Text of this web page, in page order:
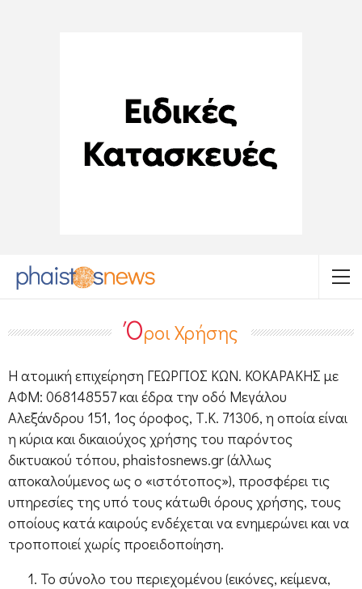
Όροι Χρήσης
Η ατομική επιχείρηση ΓΕΩΡΓΙΟΣ ΚΩΝ. ΚΟΚΑΡΑΚΗΣ με
ΑΦΜ: 068148557 και έδρα την οδό Μεγάλου
Αλεξάνδρου 151, 1ος όροφος, Τ.Κ. 71306, η οποία είναι
η κύρια και δικαιούχος χρήσης του παρόντος
δικτυακού τόπου, phaistosnews.gr (άλλως
αποκαλούμενος ως ο «ιστότοπος»), προσφέρει τις
υπηρεσίες της υπό τους κάτωθι όρους χρήσης, τους
οποίους κατά καιρούς ενδέχεται να ενημερώνει και να
τροποποιεί χωρίς προειδοποίηση.
Το σύνολο του περιεχομένου (εικόνες, κείμενα,